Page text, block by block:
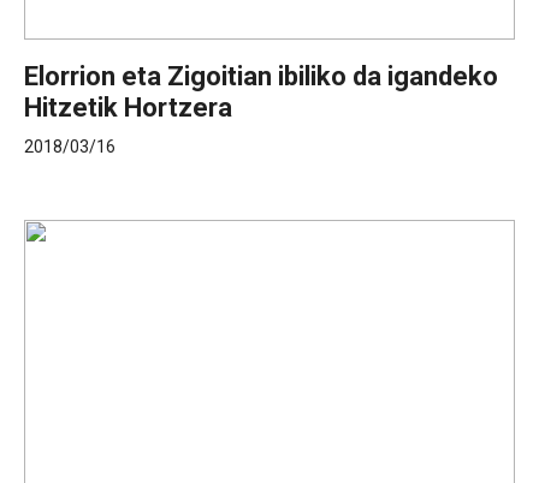
Elorrion eta Zigoitian ibiliko da igandeko
Hitzetik Hortzera
2018/03/16